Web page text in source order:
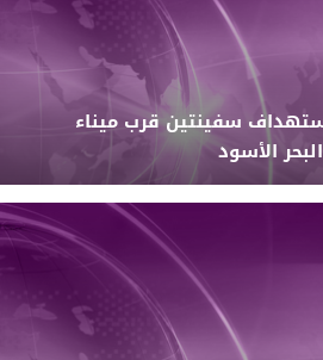
سفينتين قرب ميناء
الأسود